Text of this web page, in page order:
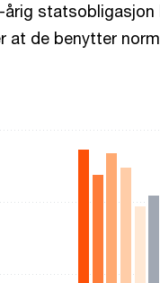
statsobligasjon
at de benytter